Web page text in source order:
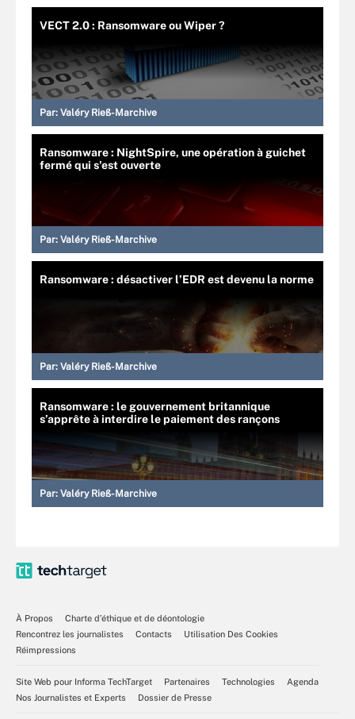
VECT 2.0 : Ransomware ou Wiper ?
Par: Valéry Rieß-Marchive
Ransomware : NightSpire, une opération à guichet
fermé qui s'est ouverte
Par: Valéry Rieß-Marchive
Ransomware : désactiver l’EDR est devenu la norme
Par: Valéry Rieß-Marchive
Ransomware : le gouvernement britannique
s’apprête à interdire le paiement des rançons
Par: Valéry Rieß-Marchive
À Propos
Charte d’éthique et de déontologie
Rencontrez les journalistes
Contacts
Utilisation Des Cookies
Réimpressions
Site Web pour Informa TechTarget Partenaires Technologies
Agenda
Nos Journalistes et Experts
Dossier de Presse